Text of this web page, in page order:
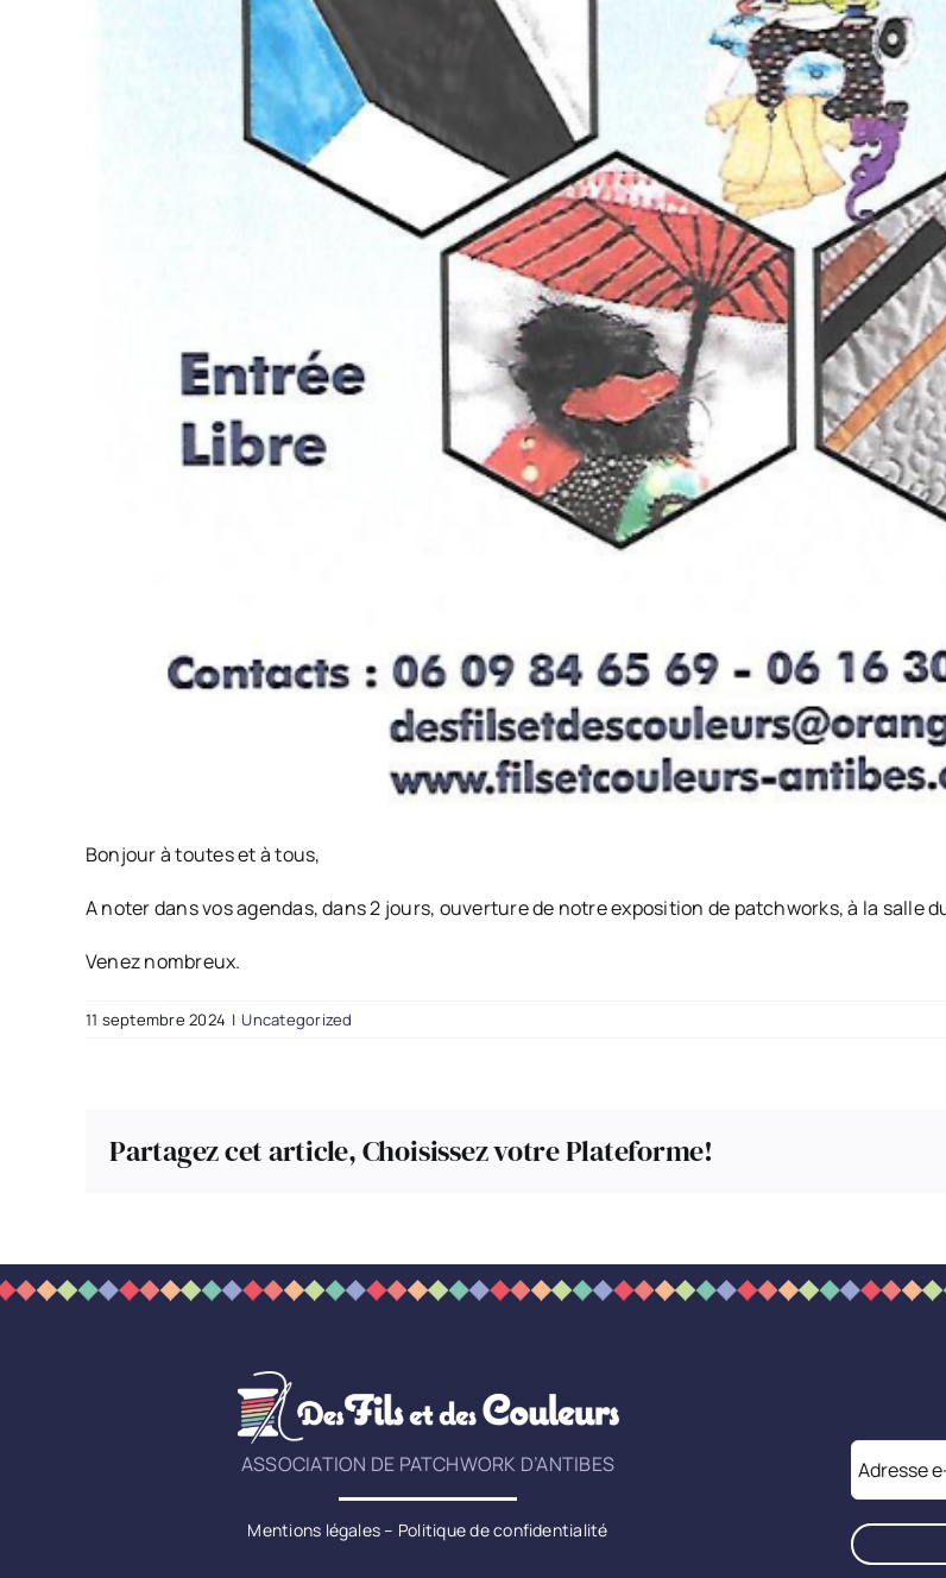
Bonjour à toutes et à tous,
A noter dans vos agendas, dans 2 jours, ouverture de notre exposition de patchworks, à la salle
Venez nombreux.
11 septembre 2024 | Uncategorized
Partagez cet article, Choisissez votre Plateforme!
ASSOCIATION DE PATCHWORK D’ANTIBES
Mentions légales– Politique de confidentialité